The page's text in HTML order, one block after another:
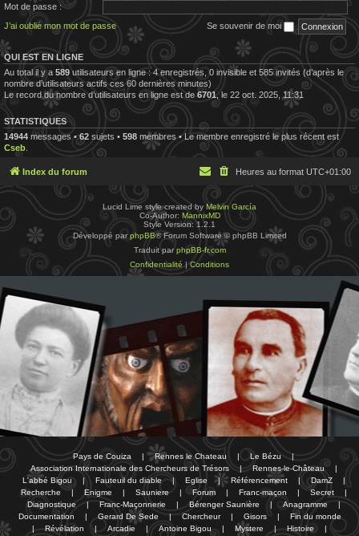
Mot de passe :
J’ai oublié mon mot de passe
Se souvenir de moi
QUI EST EN LIGNE
Au total il y a 589utilisateurs en ligne : 4 enregistrés, 0 invisible et 585 invités (d’après le
nombre d’utilisateurs actifs ces 60 dernières minutes)
Le record du nombre d’utilisateurs en ligne est de6701, le 22 oct. 2025, 11:31
STATISTIQUES
14944 messages •62 sujets • 598 membres • Le membre enregistré le plus récent est
Cseb
Index du forum Heures au format UTC+01:00
Lucid Lime style created by Melvin García
Co-Author: MannixMD
Style Version: 1.2.1
Développé parphpBB® Forum Software © phpBB Limited
Traduit parphpBB-fr.com
Confidentialité |Conditions
Pays de Couiza | Rennes le Chateau | Le Bézu
|
Association Internationale des Chercheurs de Trésors
| Rennes-le-Château
|
L'abbé Bigou
| Fauteuil du diable | Eglise | Référencement | DamZ
|
Recherche
| Enigme | Sauniere | Forum | Franc-maçon | Secret
|
Diagnostique
| Franc-Maçonnerie | Bérenger Saunière | Anagramme
|
Documentation
| Gerard De Sede | Chercheur | Gisors |
Fin du monde
|
Révélation | Arcadie | Antoine Bigou | Mystere | Histoire |